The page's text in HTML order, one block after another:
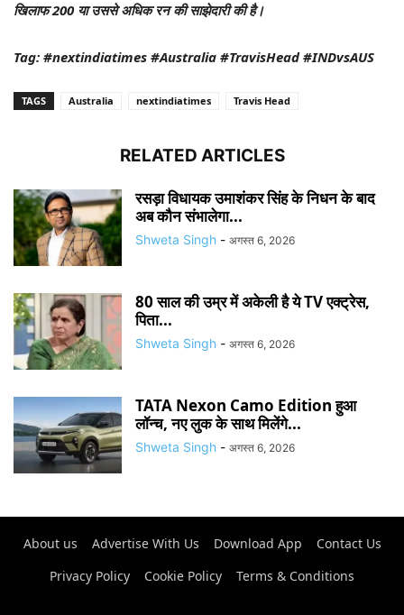
खिलाफ 200 या उससे अधिक रन की साझेदारी की है।
Tag: #nextindiatimes #Australia #TravisHead #INDvsAUS
TAGS Australia nextindiatimes Travis Head
RELATED ARTICLES
रसड़ा विधायक उमाशंकर सिंह के निधन के बाद
अब कौन संभालेगा...
Shweta Singh - अगस्त 6, 2026
80 साल की उम्र में अकेली है ये TV एक्ट्रेस,
पिता...
Shweta Singh - अगस्त 6, 2026
TATA Nexon Camo Edition हुआ
लॉन्च, नए लुक के साथ मिलेंगे...
Shweta Singh - अगस्त 6, 2026
About us Advertise With Us Download App
Contact Us
Privacy Policy
Cookie Policy Terms & Conditions